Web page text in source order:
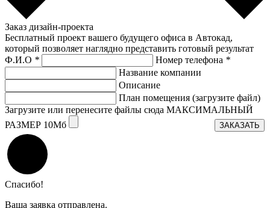
Заказ дизайн-проекта
Бесплатный проект вашего будущего офиса в Автокад,
который позволяет наглядно представить готовый результат
Ф.И.О * Номер телефона *
Название компании
Описание
План помещения (загрузите файл)
Загрузите или перенесите файлы сюда МАКСИМАЛЬНЫЙ
РАЗМЕР 10Мб
ЗАКАЗАТЬ
Спасибо!
Ваша заявка отправлена.